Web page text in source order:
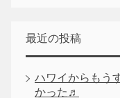
最近の投稿
ハワイからもう
かった♬